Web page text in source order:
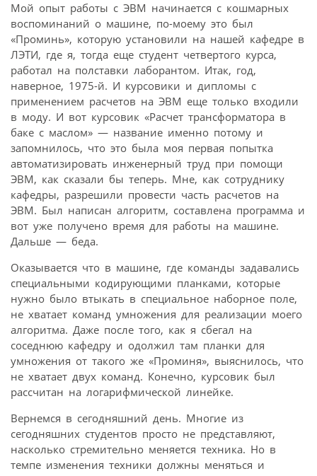
Мой опыт работы с ЭВМ начинается с кошмарных
воспоминаний о машине, по-моему это был
«Проминь», которую установили на нашей кафедре в
ЛЭТИ, где я, тогда еще студент четвертого курса,
работал на полставки лаборантом. Итак, год,
наверное, 1975-й. И курсовики и дипломы с
применением расчетов на ЭВМ еще только входили
в моду. И вот курсовик «Расчет трансформатора в
баке с маслом» — название именно потому и
запомнилось, что это была моя первая попытка
автоматизировать инженерный труд при помощи
ЭВМ, как сказали бы теперь. Мне, как сотруднику
кафедры, разрешили провести часть расчетов на
ЭВМ. Был написан алгоритм, составлена программа и
вот уже получено время для работы на машине.
Дальше — беда.
Оказывается что в машине, где команды задавались
специальными кодирующими планками, которые
нужно было втыкать в специальное наборное поле,
не хватает команд умножения для реализации моего
алгоритма. Даже после того, как я сбегал на
соседнюю кафедру и одолжил там планки для
умножения от такого же «Проминя», выяснилось, что
не хватает двух команд. Конечно, курсовик был
рассчитан на логарифмической линейке.
Вернемся в сегодняшний день. Многие из
сегодняшних студентов просто не представляют,
насколько стремительно меняется техника. Но в
темпе изменения техники должны меняться и